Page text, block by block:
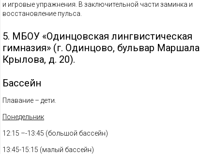
и игровые упражнения. В заключительной части заминка и
восстановление пульса.
5. МБОУ «Одинцовская лингвистическая
гимназия» (г. Одинцово, бульвар Маршала
Крылова, д. 20).
Бассейн
Плавание – дети.
Понедельник
12:15 –-13:45 (большой бассейн)
13:45-15:15 (малый бассейн)